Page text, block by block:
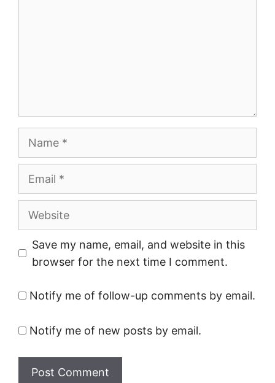
Website
Save my name, email, and website in this
browser for the next time I comment.
Notify me of follow-up comments by email.
Notify me of new posts by email.